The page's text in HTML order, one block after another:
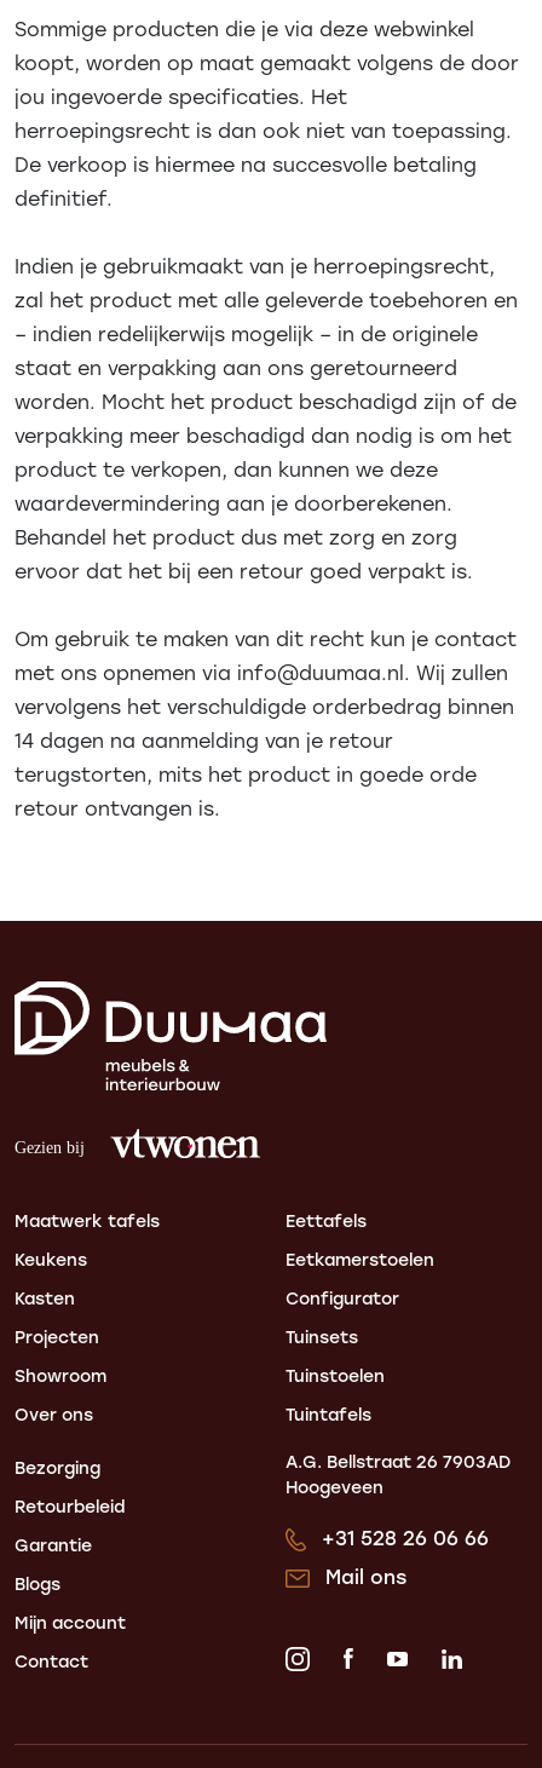
Sommige producten die je via deze webwinkel
koopt, worden op maat gemaakt volgens de door
jou ingevoerde specificaties. Het
herroepingsrecht is dan ook niet van toepassing.
De verkoop is hiermee na succesvolle betaling
definitief.
Indien je gebruikmaakt van je herroepingsrecht,
zal het product met alle geleverde toebehoren en
– indien redelijkerwijs mogelijk – in de originele
staat en verpakking aan ons geretourneerd
worden. Mocht het product beschadigd zijn of de
verpakking meer beschadigd dan nodig is om het
product te verkopen, dan kunnen we deze
waardevermindering aan je doorberekenen.
Behandel het product dus met zorg en zorg
ervoor dat het bij een retour goed verpakt is.
Om gebruik te maken van dit recht kun je contact
met ons opnemen via info@duumaa.nl. Wij zullen
vervolgens het verschuldigde orderbedrag binnen
14 dagen na aanmelding van je retour
terugstorten, mits het product in goede orde
retour ontvangen is.
Maatwerk tafels
Keukens
Kasten
Projecten
Showroom
Over ons
Eettafels
Eetkamerstoelen
Configurator
Tuinsets
Tuinstoelen
Tuintafels
Bezorging
Retourbeleid
Garantie
Blogs
Mijn account
Contact
A.G. Bellstraat 26 7903AD
Hoogeveen
+31 528 26 06 66
Mail ons